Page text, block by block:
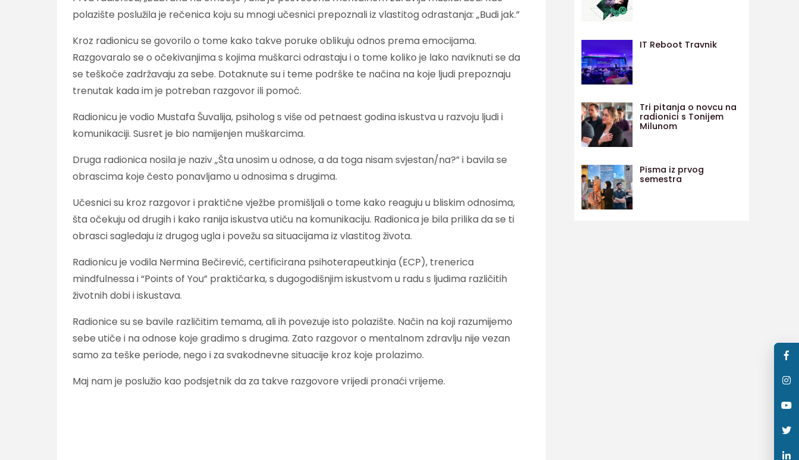
polazište poslužila je rečenica koju su mnogi učesnici prepoznali iz vlastitog odrastanja: „Budi jak.”
Kroz radionicu se govorilo o tome kako takve poruke oblikuju odnos prema emocijama.
Razgovaralo se o očekivanjima s kojima muškarci odrastaju i o tome koliko je lako naviknuti se da
se teškoće zadržavaju za sebe. Dotaknute su i teme podrške te načina na koje ljudi prepoznaju
trenutak kada im je potreban razgovor ili pomoć.
Radionicu je vodio Mustafa Šuvalija, psiholog s više od petnaest godina iskustva u razvoju ljudi i
komunikaciji. Susret je bio namijenjen muškarcima.
Druga radionica nosila je naziv „Šta unosim u odnose, a da toga nisam svjestan/na?” i bavila se
obrascima koje često ponavljamo u odnosima s drugima.
Učesnici su kroz razgovor i praktične vježbe promišljali o tome kako reaguju u bliskim odnosima,
šta očekuju od drugih i kako ranija iskustva utiču na komunikaciju. Radionica je bila prilika da se ti
obrasci sagledaju iz drugog ugla i povežu sa situacijama iz vlastitog života.
Radionicu je vodila Nermina Bečirević, certificirana psihoterapeutkinja (ECP), trenerica
mindfulnessa i “Points of You” praktičarka, s dugogodišnjim iskustvom u radu s ljudima različitih
životnih dobi i iskustava.
Radionice su se bavile različitim temama, ali ih povezuje isto polazište. Način na koji razumijemo
sebe utiče i na odnose koje gradimo s drugima. Zato razgovor o mentalnom zdravlju nije vezan
samo za teške periode, nego i za svakodnevne situacije kroz koje prolazimo.
Maj nam je poslužio kao podsjetnik da za takve razgovore vrijedi pronaći vrijeme.
IT Reboot Travnik
Tri pitanja o novcu na
radionici s Tonijem
Milunom
Pisma iz prvog
semestra